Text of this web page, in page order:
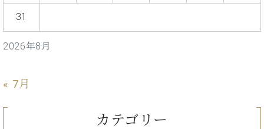
コ
イ
ン・
シ
ュ
ッ
ス
ン
イ
ト
シュ
音楽
お
合
2026年8月
31
« 7月
カテゴリー